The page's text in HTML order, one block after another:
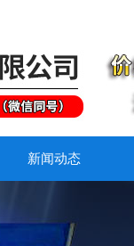
新闻动态